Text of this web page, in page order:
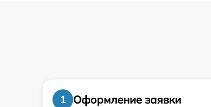
1
Оформление заявки